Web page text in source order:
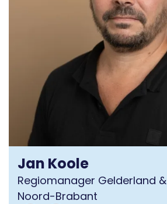
Jan Koole
Regiomanager Gelderland &
Noord-Brabant